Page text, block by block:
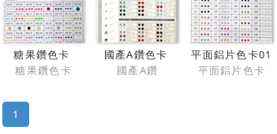
糖果鑽色卡
糖果鑽色卡
國產A鑽色卡
國產A鑽
平面鋁片色卡01
平面鋁片色卡
1